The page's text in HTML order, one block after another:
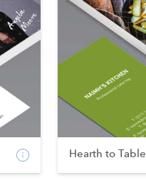
Hearth to Table